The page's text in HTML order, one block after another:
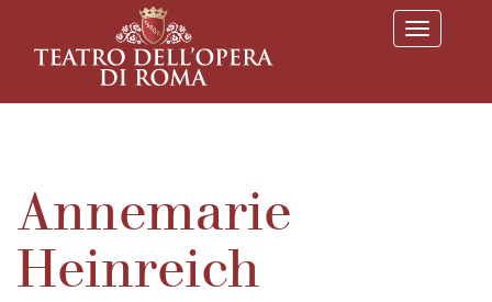
T
o
l
Annemarie
Heinreich